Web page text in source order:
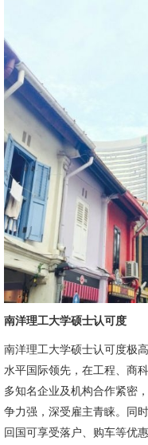
南洋理工大学硕士认可度
南洋理工大学硕士认可度极
水平国际领先，在工程、商
多知名企业及机构合作紧密
争力强，深受雇主青睐。同
回国可享受落户、购车等优